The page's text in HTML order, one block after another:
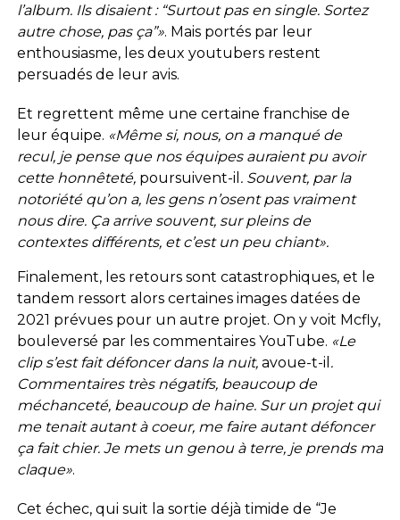
l’album. Ils disaient : “Surtout pas en single. Sortez
autre chose, pas ça”». Mais portés par leur
enthousiasme, les deux youtubers restent
persuadés de leur avis.
Et regrettent même une certaine franchise de
leur équipe. «Même si, nous, on a manqué de
recul, je pense que nos équipes auraient pu avoir
cette honnêteté, poursuivent-il . Souvent, par la
notoriété qu’on a, les gens n’osent pas vraiment
nous dire. Ça arrive souvent, sur pleins de
contextes différents, et c’est un peu chiant».
Finalement, les retours sont catastrophiques, et le
tandem ressort alors certaines images datées de
2021 prévues pour un autre projet. On y voit Mcfly,
bouleversé par les commentaires YouTube. «Le
clip s’est fait défoncer dans la nuit, avoue-t-il .
Commentaires très négatifs, beaucoup de
méchanceté, beaucoup de haine. Sur un projet qui
me tenait autant à coeur, me faire autant défoncer
ça fait chier. Je mets un genou à terre, je prends ma
claque».
Cet échec, qui suit la sortie déjà timide de “Je